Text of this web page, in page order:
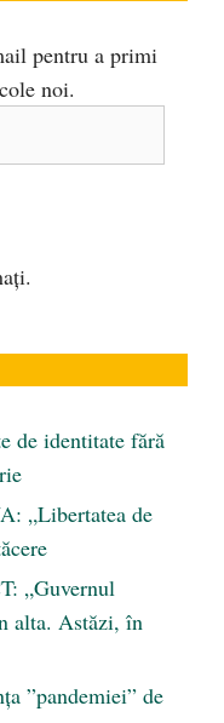
pentru a primi
noi.
de identitate fără
„Libertatea de
„Guvernul
alta. Astăzi, în
”pandemiei” de